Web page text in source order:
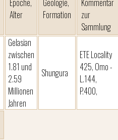
Epoche,
Alter
Geologie,
Formation
Kommentar
zur
Sammlung
Gelasian
zwischen
1.81 und
2.59
Millionen
Jahren
Shungura
ETE Locality
425, Omo -
L.144,
P.400,